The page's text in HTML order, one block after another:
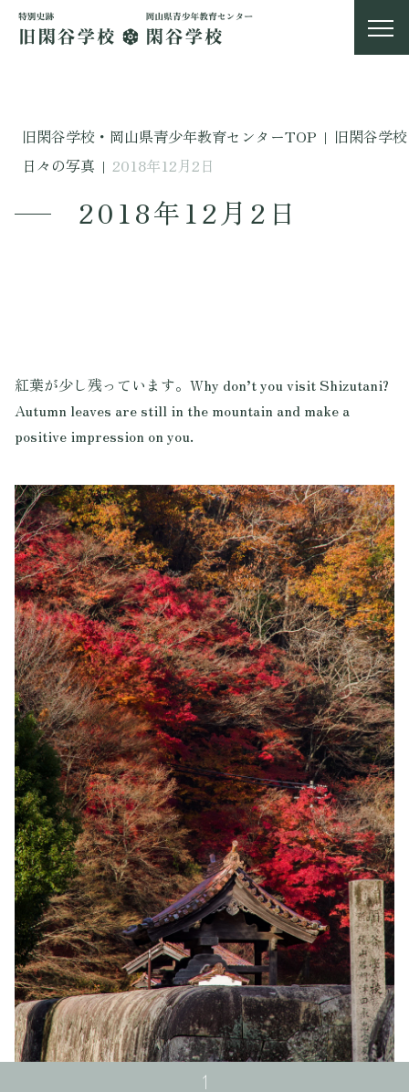
旧閑谷学校・岡山県青少年教育センターTOP | 旧閑谷学校
日々の写真 | 2018年12月2日
2018年12月2日
紅葉が少し残っています。Why don’t you visit Shizutani?
Autumn leaves are still in the mountain and make a
positive impression on you.